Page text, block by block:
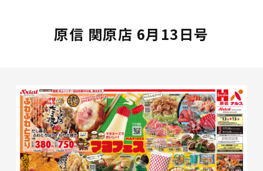
原信 関原店 6月13日号